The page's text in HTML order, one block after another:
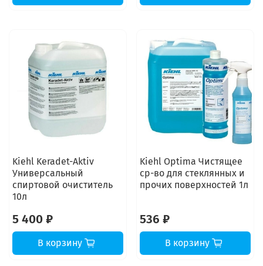
Kiehl Keradet-Aktiv
Универсальный
спиртовой очиститель
10л
5 400 ₽
В корзину
Kiehl Optima Чистящее
ср-во для стеклянных и
прочих поверхностей 1л
536 ₽
В корзину